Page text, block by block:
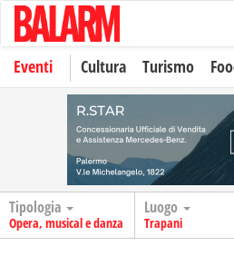
Eventi Cultura Turismo
Tipologia
Opera, musical e danza
Luogo
Trapani